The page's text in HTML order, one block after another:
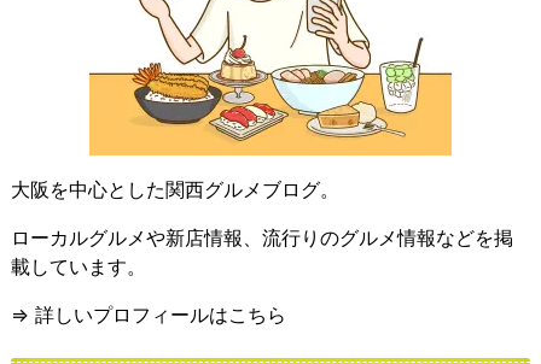
大阪を中心とした関西グルメブログ。
ローカルグルメや新店情報、流行りのグルメ情報などを掲
載しています。
⇒ 詳しいプロフィールはこちら